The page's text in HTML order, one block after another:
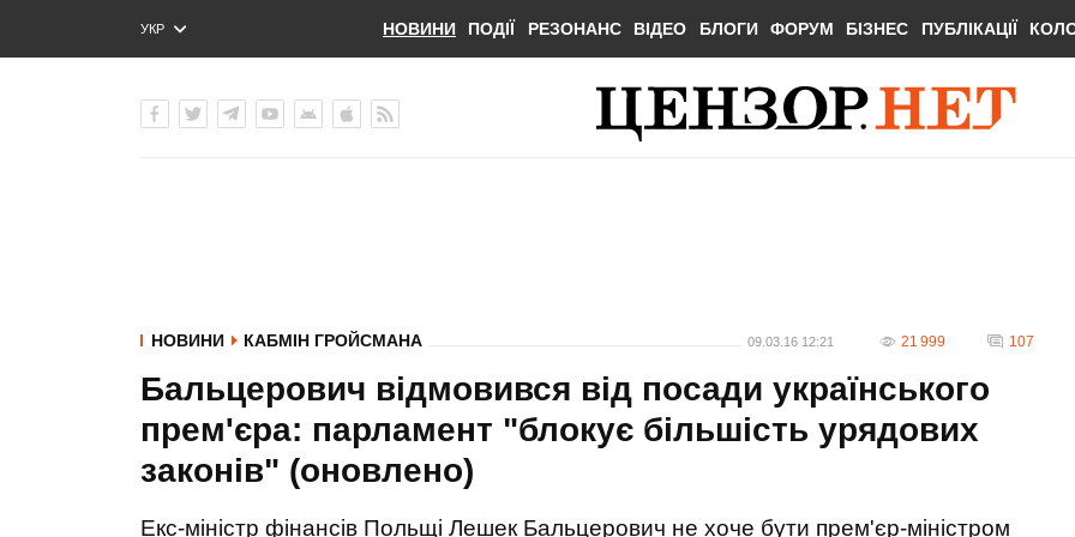
УКР
ENG
НОВИНИ ПОДІЇ РЕЗОНАНС ВІДЕО БЛОГИ ФОРУМ БІЗНЕС ПУБЛІКАЦІЇ
НОВИНИ КАБМІН ГРОЙСМАНА 09.03.16 12:21 21 999 107
Бальцерович відмовився від посади українського
прем'єра: парламент "блокує більшість урядових
законів" (оновлено)
Екс-міністр фінансів Польщі Лешек Бальцерович не хоче бути прем'єр-міністром